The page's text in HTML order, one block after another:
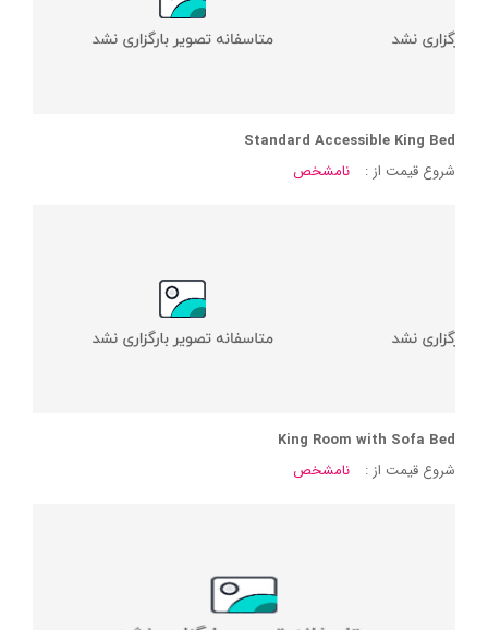
Standard Accessible King Bed
شروع قیمت از :
نامشخص
King Room with Sofa Bed
شروع قیمت از :
نامشخص